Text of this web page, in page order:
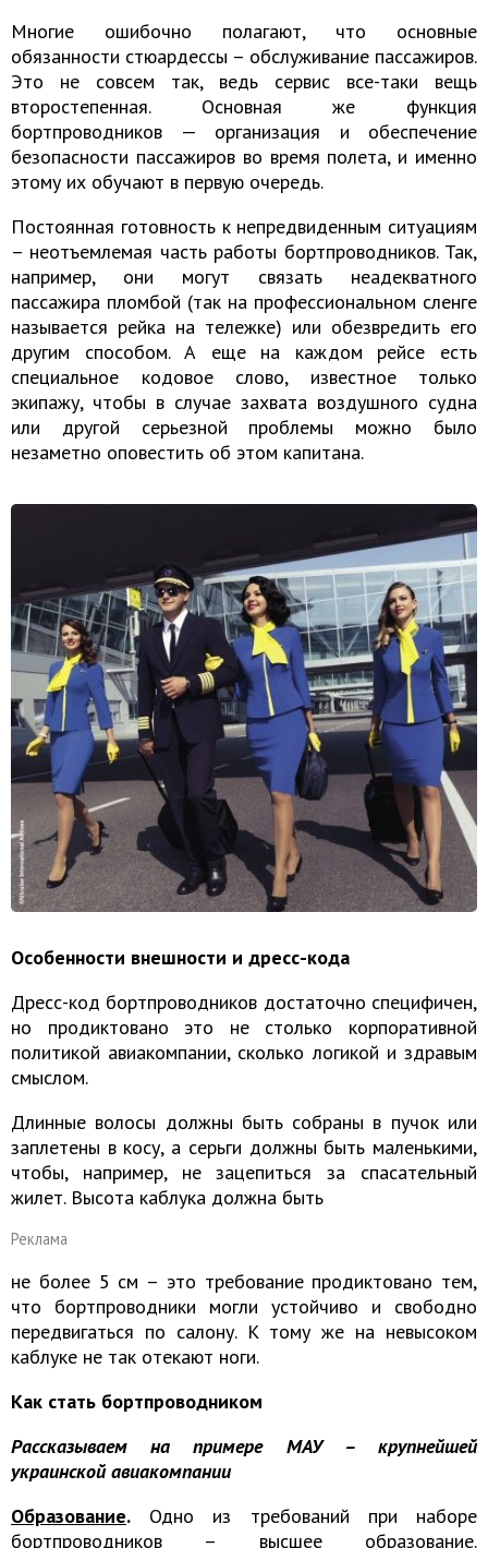
Многие ошибочно полагают, что основные
обязанности стюардессы – обслуживание пассажиров.
Это не совсем так, ведь сервис все-таки вещь
второстепенная. Основная же функция
бортпроводников — организация и обеспечение
безопасности пассажиров во время полета, и именно
этому их обучают в первую очередь.
Постоянная готовность к непредвиденным ситуациям
– неотъемлемая часть работы бортпроводников. Так,
например, они могут связать неадекватного
пассажира пломбой (так на профессиональном сленге
называется рейка на тележке) или обезвредить его
другим способом. А еще на каждом рейсе есть
специальное кодовое слово, известное только
экипажу, чтобы в случае захвата воздушного судна
или другой серьезной проблемы можно было
незаметно оповестить об этом капитана.
Особенности внешности и дресс-кода
Дресс-код бортпроводников достаточно специфичен,
но продиктовано это не столько корпоративной
политикой авиакомпании, сколько логикой и здравым
смыслом.
Длинные волосы должны быть собраны в пучок или
заплетены в косу, а серьги должны быть маленькими,
чтобы, например, не зацепиться за спасательный
жилет. Высота каблука должна быть
Реклама
не более 5 см – это требование продиктовано тем,
что бортпроводники могли устойчиво и свободно
передвигаться по салону. К тому же на невысоком
каблуке не так отекают ноги.
Как стать бортпроводником
Рассказываем на примере МАУ – крупнейшей
украинской авиакомпании
Образование. Одно из требований при наборе
бортпроводников – высшее образование.